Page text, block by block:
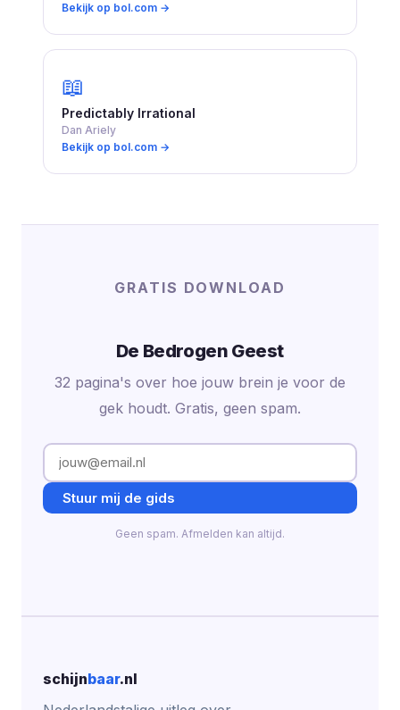
Bekijk op bol.com →
📖
Predictably Irrational
Dan Ariely
Bekijk op bol.com →
GRATIS DOWNLOAD
De Bedrogen Geest
32 pagina's over hoe jouw brein je voor de
gek houdt. Gratis, geen spam.
Stuur mij de gids
Geen spam. Afmelden kan altijd.
schijnbaar.nl